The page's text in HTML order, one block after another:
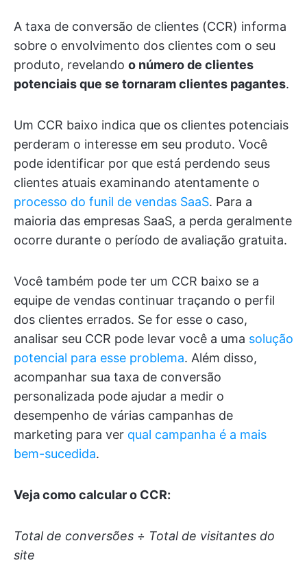
A taxa de conversão de clientes (CCR) informa
sobre o envolvimento dos clientes com o seu
produto, revelando o número de clientes
potenciais que se tornaram clientes pagantes.
Um CCR baixo indica que os clientes potenciais
perderam o interesse em seu produto. Você
pode identificar por que está perdendo seus
clientes atuais examinando atentamente o
processo do funil de vendas SaaS. Para a
maioria das empresas SaaS, a perda geralmente
ocorre durante o período de avaliação gratuita.
Você também pode ter um CCR baixo se a
equipe de vendas continuar traçando o perfil
dos clientes errados. Se for esse o caso,
analisar seu CCR pode levar você a uma solução
potencial para esse problema. Além disso,
acompanhar sua taxa de conversão
personalizada pode ajudar a medir o
desempenho de várias campanhas de
marketing para ver qual campanha é a mais
bem-sucedida.
Veja como calcular o CCR:
Total de conversões ÷ Total de visitantes do
site